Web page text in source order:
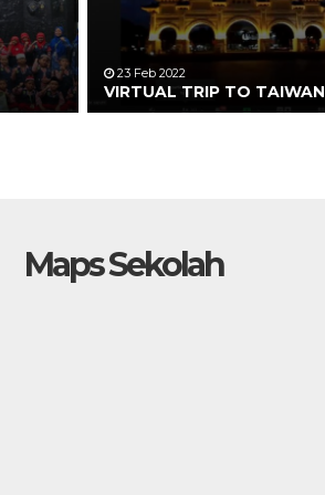
23 Feb 2022
VIRTUAL TRIP TO TAIWAN
Maps Sekolah